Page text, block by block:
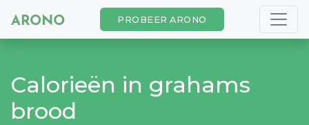
PROBEER ARONO
Calorieën in grahams
brood